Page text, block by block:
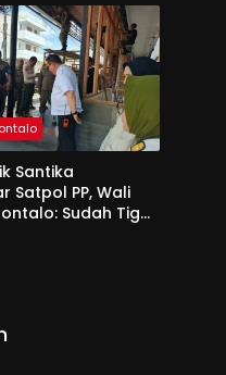
Santika
Satpol PP, Wali
Sudah Tiga